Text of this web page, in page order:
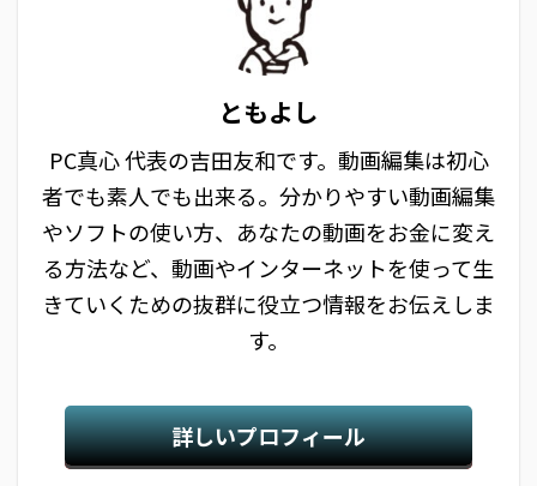
ともよし
PC真心 代表の吉田友和です。動画編集は初心
者でも素人でも出来る。分かりやすい動画編集
やソフトの使い方、あなたの動画をお金に変え
る方法など、動画やインターネットを使って生
きていくための抜群に役立つ情報をお伝えしま
す。
詳しいプロフィール